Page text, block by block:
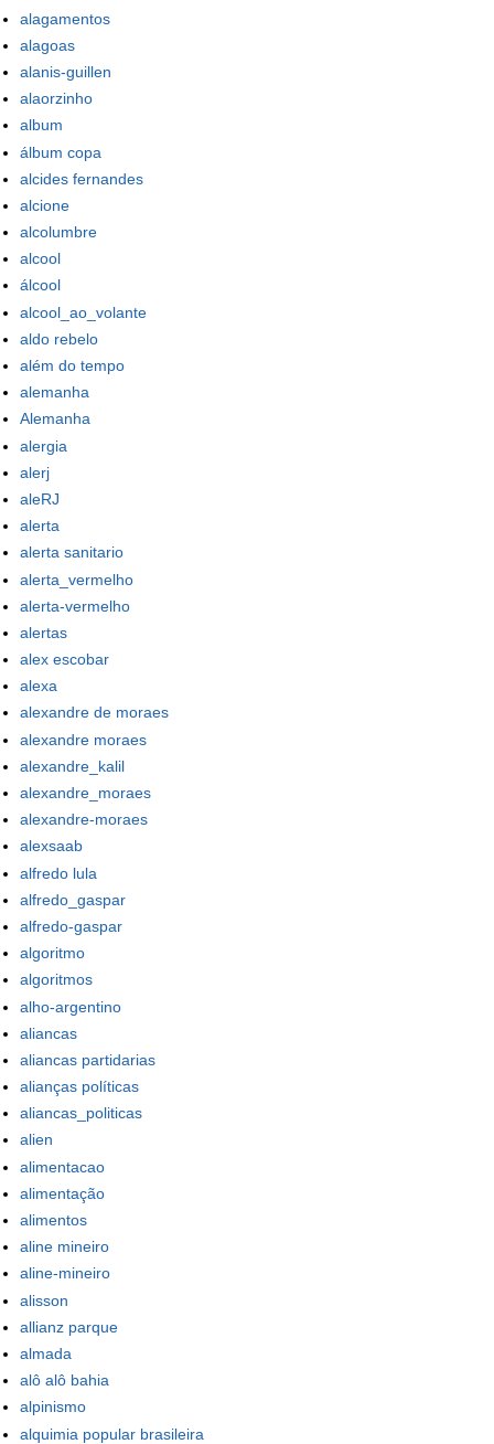
alagamentos
alagoas
alanis-guillen
alaorzinho
album
álbum copa
alcides fernandes
alcione
alcolumbre
alcool
álcool
alcool_ao_volante
aldo rebelo
além do tempo
alemanha
Alemanha
alergia
alerj
aleRJ
alerta
alerta sanitario
alerta_vermelho
alerta-vermelho
alertas
alex escobar
alexa
alexandre de moraes
alexandre moraes
alexandre_kalil
alexandre_moraes
alexandre-moraes
alexsaab
alfredo lula
alfredo_gaspar
alfredo-gaspar
algoritmo
algoritmos
alho-argentino
aliancas
aliancas partidarias
alianças políticas
aliancas_politicas
alien
alimentacao
alimentação
alimentos
aline mineiro
aline-mineiro
alisson
allianz parque
almada
alô alô bahia
alpinismo
alquimia popular brasileira